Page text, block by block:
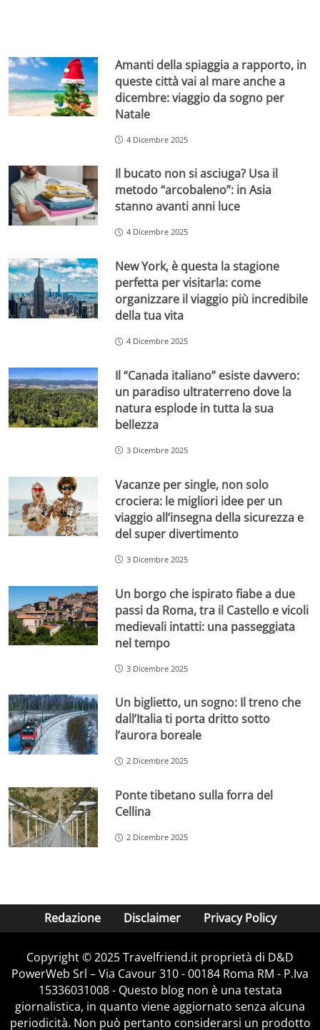
Amanti della spiaggia a rapporto, in
queste città vai al mare anche a
dicembre: viaggio da sogno per
Natale
4 Dicembre 2025
Il bucato non si asciuga? Usa il
metodo “arcobaleno”: in Asia
stanno avanti anni luce
4 Dicembre 2025
New York, è questa la stagione
perfetta per visitarla: come
organizzare il viaggio più incredibile
della tua vita
4 Dicembre 2025
Il “Canada italiano” esiste davvero:
un paradiso ultraterreno dove la
natura esplode in tutta la sua
bellezza
3 Dicembre 2025
Vacanze per single, non solo
crociera: le migliori idee per un
viaggio all’insegna della sicurezza e
del super divertimento
3 Dicembre 2025
Un borgo che ispirato fiabe a due
passi da Roma, tra il Castello e vicoli
medievali intatti: una passeggiata
nel tempo
3 Dicembre 2025
Un biglietto, un sogno: Il treno che
dall’Italia ti porta dritto sotto
l’aurora boreale
2 Dicembre 2025
Ponte tibetano sulla forra del
Cellina
2 Dicembre 2025
Redazione Disclaimer Privacy Policy
Copyright © 2025 Travelfriend.it proprietà di D&D
PowerWeb Srl – Via Cavour 310 - 00184 Roma RM - P.Iva
15336031008 - Questo blog non è una testata
giornalistica, in quanto viene aggiornato senza alcuna
periodicità. Non può pertanto considerarsi un prodotto